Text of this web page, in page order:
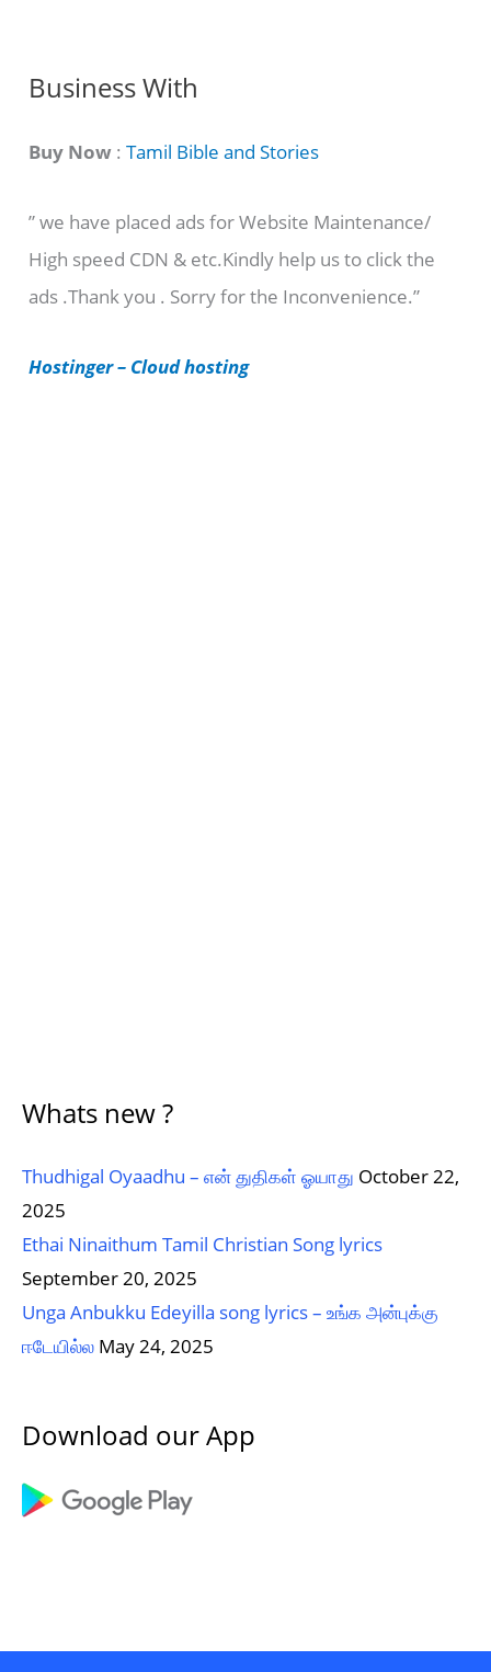
C
t
g
o
r
e
Business With
Buy Now :Tamil Bible and Stories
” we have placed ads for Website Maintenance/
High speed CDN & etc.Kindly help us to click the
ads .Thank you . Sorry for the Inconvenience.”
Hostinger – Cloud hosting
Whats new ?
Thudhigal Oyaadhu – என் துதிகள் ஓயாது October 22,
2025
Ethai Ninaithum Tamil Christian Song lyrics
September 20, 2025
Unga Anbukku Edeyilla song lyrics – உங்க அன்புக்கு
ஈடேயில்ல May 24, 2025
Download our App